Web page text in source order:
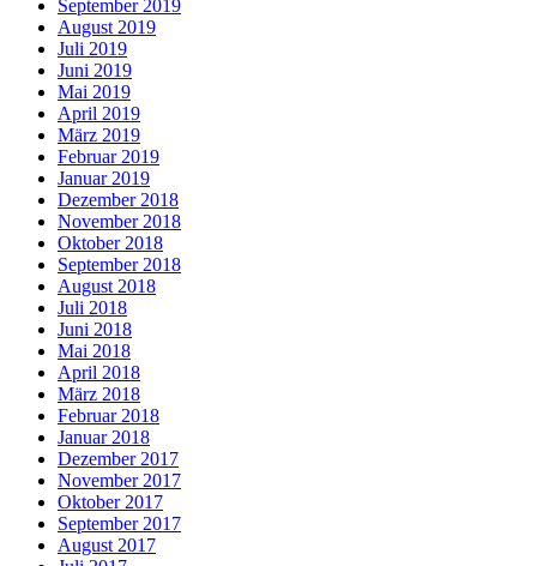
September 2019
August 2019
Juli 2019
Juni 2019
Mai 2019
April 2019
März 2019
Februar 2019
Januar 2019
Dezember 2018
November 2018
Oktober 2018
September 2018
August 2018
Juli 2018
Juni 2018
Mai 2018
April 2018
März 2018
Februar 2018
Januar 2018
Dezember 2017
November 2017
Oktober 2017
September 2017
August 2017